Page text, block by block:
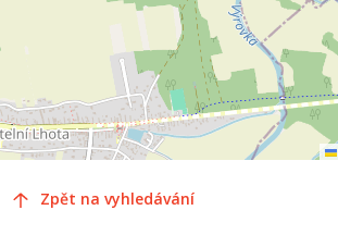
Zpět na vyhledávání